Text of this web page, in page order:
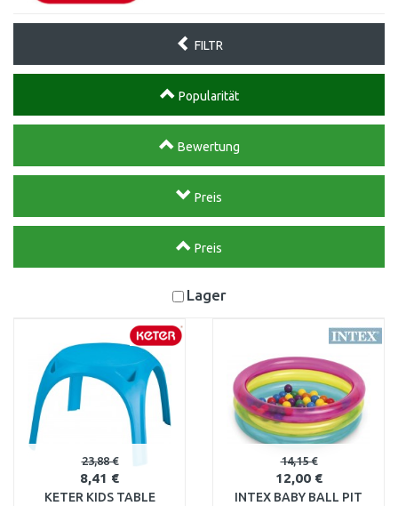
FILTR
Popularität
Bewertung
Preis
Preis
Lager
23,88 €
8,41 €
KETER KIDS TABLE
14,15 €
12,00 €
INTEX BABY BALL PIT